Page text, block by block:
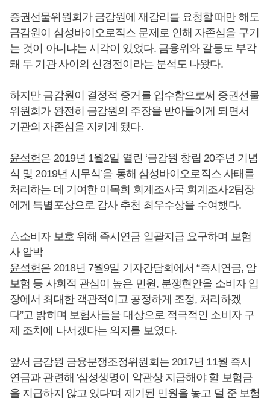
증권선물위원회가 금감원에 재감리를 요청할 때만 해도
금감원이 삼성바이오로직스 문제로 인해 자존심을 구기
는 것이 아니냐는 시각이 있었다. 금융위와 갈등도 부각
돼 두 기관 사이의 신경전이라는 분석도 나왔다.
하지만 금감원이 결정적 증거를 입수함으로써 증권선물
위원회가 완전히 금감원의 주장을 받아들이게 되면서
기관의 자존심을 지키게 됐다.
윤석헌은 2019년 1월2일 열린 ‘금감원 창립 20주년 기념
식 및 2019년 시무식’을 통해 삼성바이오로직스 사태를
처리하는 데 기여한 이목희 회계조사국 회계조사2팀장
에게 특별포상으로 감사 추천 최우수상을 수여했다.
△소비자 보호 위해 즉시연금 일괄지급 요구하며 보험
사 압박
윤석헌은 2018년 7월9일 기자간담회에서 “즉시연금, 암
보험 등 사회적 관심이 높은 민원, 분쟁현안을 소비자 입
장에서 최대한 객관적이고 공정하게 조정, 처리하겠
다”고 밝히며 보험사들을 대상으로 적극적인 소비자 구
제 조치에 나서겠다는 의지를 보였다.
앞서 금감원 금융분쟁조정위원회는 2017년 11월 즉시
연금과 관련해 '삼성생명이 약관상 지급해야 할 보험금
을 지급하지 않고 있다'며 제기된 민원을 놓고 덜 준 보험